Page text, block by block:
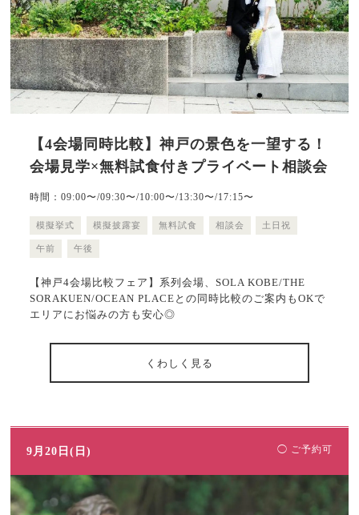
【4会場同時比較】神戸の景色を一望する！
会場見学×無料試食付きプライベート相談会
時間：09:00〜/09:30〜/10:00〜/13:30〜/17:15〜
模擬挙式 模擬披露宴 無料試食 相談会 土日祝
午前 午後
【神戸4会場比較フェア】系列会場、SOLA KOBE/THE
SORAKUEN/OCEAN PLACEとの同時比較のご案内もOKで
エリアにお悩みの方も安心◎
くわしく見る
9月20日(日) ◯ ご予約可